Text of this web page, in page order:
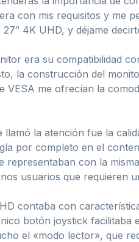
con mis requisitos y me
4K UHD, y déjame
era su compatibilidad
la construcción del
me ofrecían la
la atención fue la
por completo en el
con la
usuarios que requieren
contaba con
botón joystick
el «modo lector», que